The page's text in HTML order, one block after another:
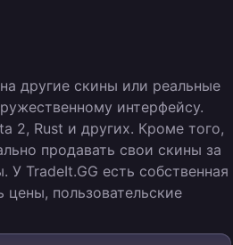
на другие скины или реальные
интерфейсу.
2, Rust и других. Кроме того,
продавать свои скины за
TradeIt.GG есть собственная
пользовательские